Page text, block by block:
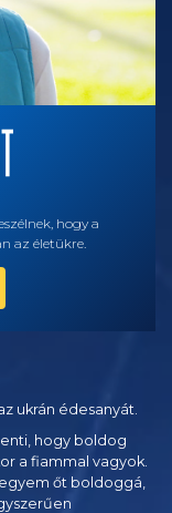
hogy a
az életükre.
ukrán édesanyát.
hogy boldog
a fiammal vagyok.
őt boldoggá,